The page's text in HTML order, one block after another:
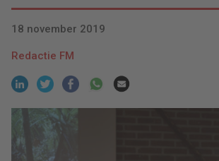
18 november 2019
Redactie FM